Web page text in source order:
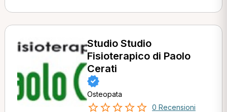
Studio Studio
Fisioterapico di Paolo
Cerati
Osteopata
0 Recensioni